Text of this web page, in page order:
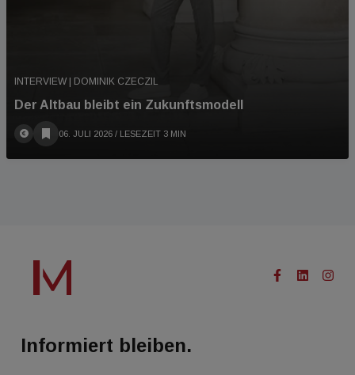
INTERVIEW | DOMINIK CZECZIL
Der Altbau bleibt ein Zukunftsmodell
06. JULI 2026 / LESEZEIT 3 MIN
Informiert bleiben.